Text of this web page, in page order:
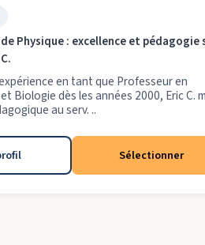
Physique : excellence et pédagogie
en tant que Professeur en
Biologie dès les années 2000, Eric C.
au serv. ..
Sélectionner